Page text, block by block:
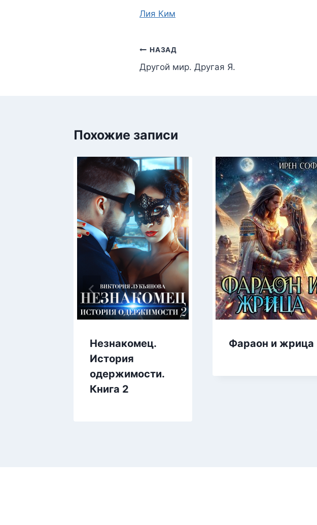
Метки
Лия Ким
Навигация
по
НАЗАД
Другой мир. Другая Я.
Похожие записи
Незнакомец.
История
одержимости.
Книга 2
Фараон и жрица